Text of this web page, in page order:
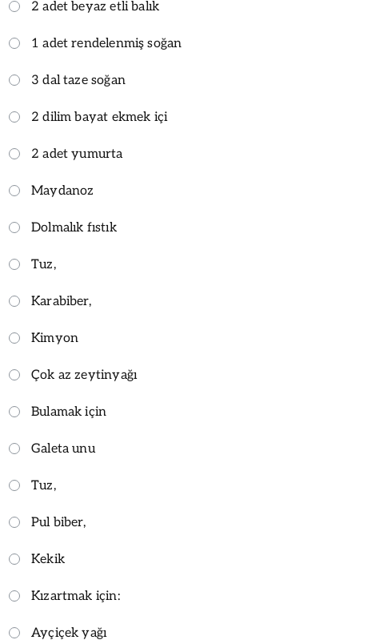
2 adet beyaz etli balık
1 adet rendelenmiş soğan
3 dal taze soğan
2 dilim bayat ekmek içi
2 adet yumurta
Maydanoz
Dolmalık fıstık
Tuz,
Karabiber,
Kimyon
Çok az zeytinyağı
Bulamak için
Galeta unu
Tuz,
Pul biber,
Kekik
Kızartmak için:
Ayçiçek yağı